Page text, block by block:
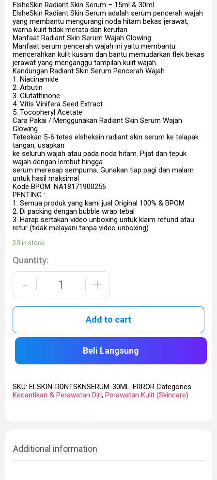
ElsheSkin Radiant Skin Serum – 15ml & 30ml
ElsheSkin Radiant Skin Serum adalah serum pencerah wajah
yang membantu mengurangi noda hitam bekas jerawat,
warna kulit tidak merata dan kerutan.
Manfaat Radiant Skin Serum Wajah Glowing
Manfaat serum pencerah wajah ini yaitu membantu
mencerahkan kulit kusam dan bantu memudarkan flek bekas
jerawat yang menganggu tampilan kulit wajah.
Kandungan Radiant Skin Serum Pencerah Wajah
1. Niacinamide
2. Arbutin
3. Glutathinone
4. Vitis Vinifera Seed Extract
5. Tocopheryl Acetate
Cara Pakai / Menggunakan Radiant Skin Serum Wajah
Glowing
Teteskan 5-6 tetes elsheksin radiant skin serum ke telapak
tangan, usapkan
ke seluruh wajah atau pada noda hitam. Pijat dan tepuk
wajah dengan lembut hingga
serum meresap sempurna. Gunakan tiap pagi dan malam
untuk hasil maksimal
Kode BPOM: NA18171900256
PENTING :
1. Semua produk yang kami jual Original 100% & BPOM
2. Di packing dengan bubble wrap tebal
3. Harap sertakan video unboxing untuk klaim refund atau
retur (tidak melayani tanpa video unboxing)
30 in stock
Quantity:
- +
Add to cart
Beli Langsung
SKU: ELSKIN-RDNTSKNSERUM-30ML-ERROR Categories:
Kecantikan & Perawatan Diri, Perawatan Kulit (Skincare)
Additional information